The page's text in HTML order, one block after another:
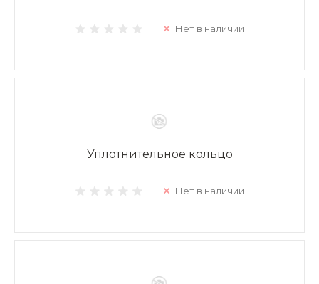
Нет в наличии
Уплотнительное кольцо
Нет в наличии